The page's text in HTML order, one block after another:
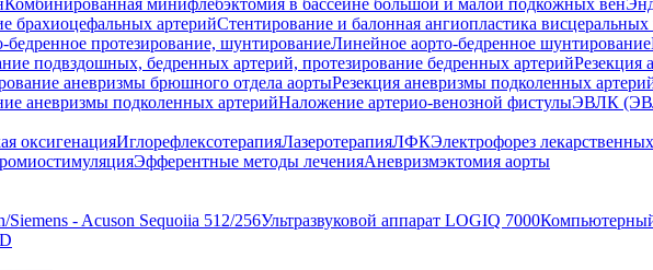
Комбинированная минифлебэктомия в бассейне большой и малой подкожных вен
брахиоцефальных артерийСтентирование и балонная ангиопластика
протезирование, шунтированиеЛинейное аорто-бедренное шунтирование
подвздошных, бедренных артерий, протезирование бедренных артерийРезекция
аневризмы брюшного отдела аортыРезекция аневризмы подколенных
аневризмы подколенных артерийНаложение артерио-венозной фистулыЭВЛК
оксигенацияИглорефлексотерапияЛазеротерапияЛФКЭлектрофорез
Эфферентные методы леченияАневризмэктомия аорты
Siemens - Acuson Sequoiia 512/256Ультразвуковой аппарат LOGIQ 7000Компьютерный